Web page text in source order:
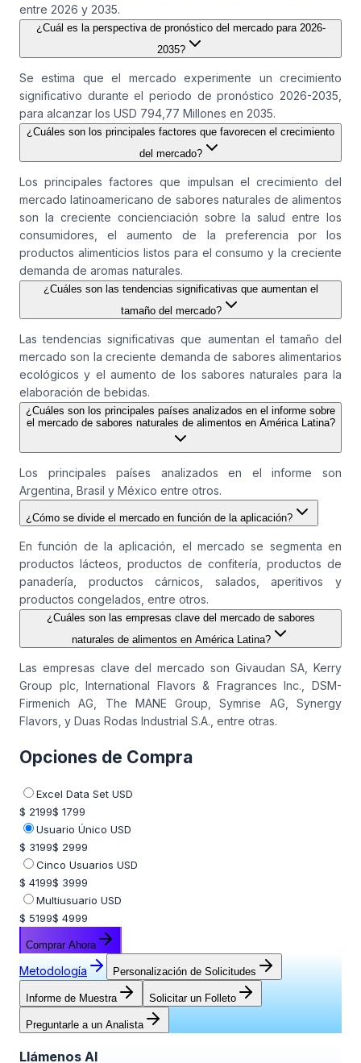
entre 2026 y 2035.
¿Cuál es la perspectiva de pronóstico del mercado para 2026-
2035?
Se estima que el mercado experimente un crecimiento
significativo durante el periodo de pronóstico 2026-2035,
para alcanzar los USD 794,77 Millones en 2035.
¿Cuáles son los principales factores que favorecen el crecimiento
del mercado?
Los principales factores que impulsan el crecimiento del
mercado latinoamericano de sabores naturales de alimentos
son la creciente concienciación sobre la salud entre los
consumidores, el aumento de la preferencia por los
productos alimenticios listos para el consumo y la creciente
demanda de aromas naturales.
¿Cuáles son las tendencias significativas que aumentan el
tamaño del mercado?
Las tendencias significativas que aumentan el tamaño del
mercado son la creciente demanda de sabores alimentarios
ecológicos y el aumento de los sabores naturales para la
elaboración de bebidas.
¿Cuáles son los principales países analizados en el informe sobre
el mercado de sabores naturales de alimentos en América Latina?
Los principales países analizados en el informe son
Argentina, Brasil y México entre otros.
¿Cómo se divide el mercado en función de la aplicación?
En función de la aplicación, el mercado se segmenta en
productos lácteos, productos de confitería, productos de
panadería, productos cárnicos, salados, aperitivos y
productos congelados, entre otros.
¿Cuáles son las empresas clave del mercado de sabores
naturales de alimentos en América Latina?
Las empresas clave del mercado son Givaudan SA, Kerry
Group plc, International Flavors & Fragrances Inc., DSM-
Firmenich AG, The MANE Group, Symrise AG, Synergy
Flavors, y Duas Rodas Industrial S.A., entre otras.
Opciones de Compra
Excel Data Set USD
$ 2199$ 1799
Usuario Único USD
$ 3199$ 2999
Cinco Usuarios USD
$ 4199$ 3999
Multiusuario USD
$ 5199$ 4999
Comprar Ahora
Metodología Personalización de Solicitudes
Informe de Muestra Solicitar un Folleto
Preguntarle a un Analista
Llámenos Al